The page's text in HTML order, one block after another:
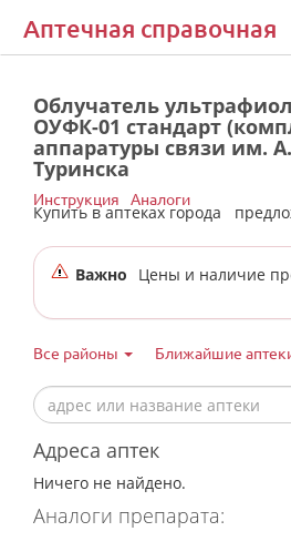
Аптечная справочная
Облучатель
ОУФК-01 стандарт
аппаратуры связи им.
Туринска
Купить в аптеках города
Инструкция Аналоги
Важно Цены и наличие
Все районы Ближайшие
Адреса аптек
Ничего не найдено.
Аналоги препарата: